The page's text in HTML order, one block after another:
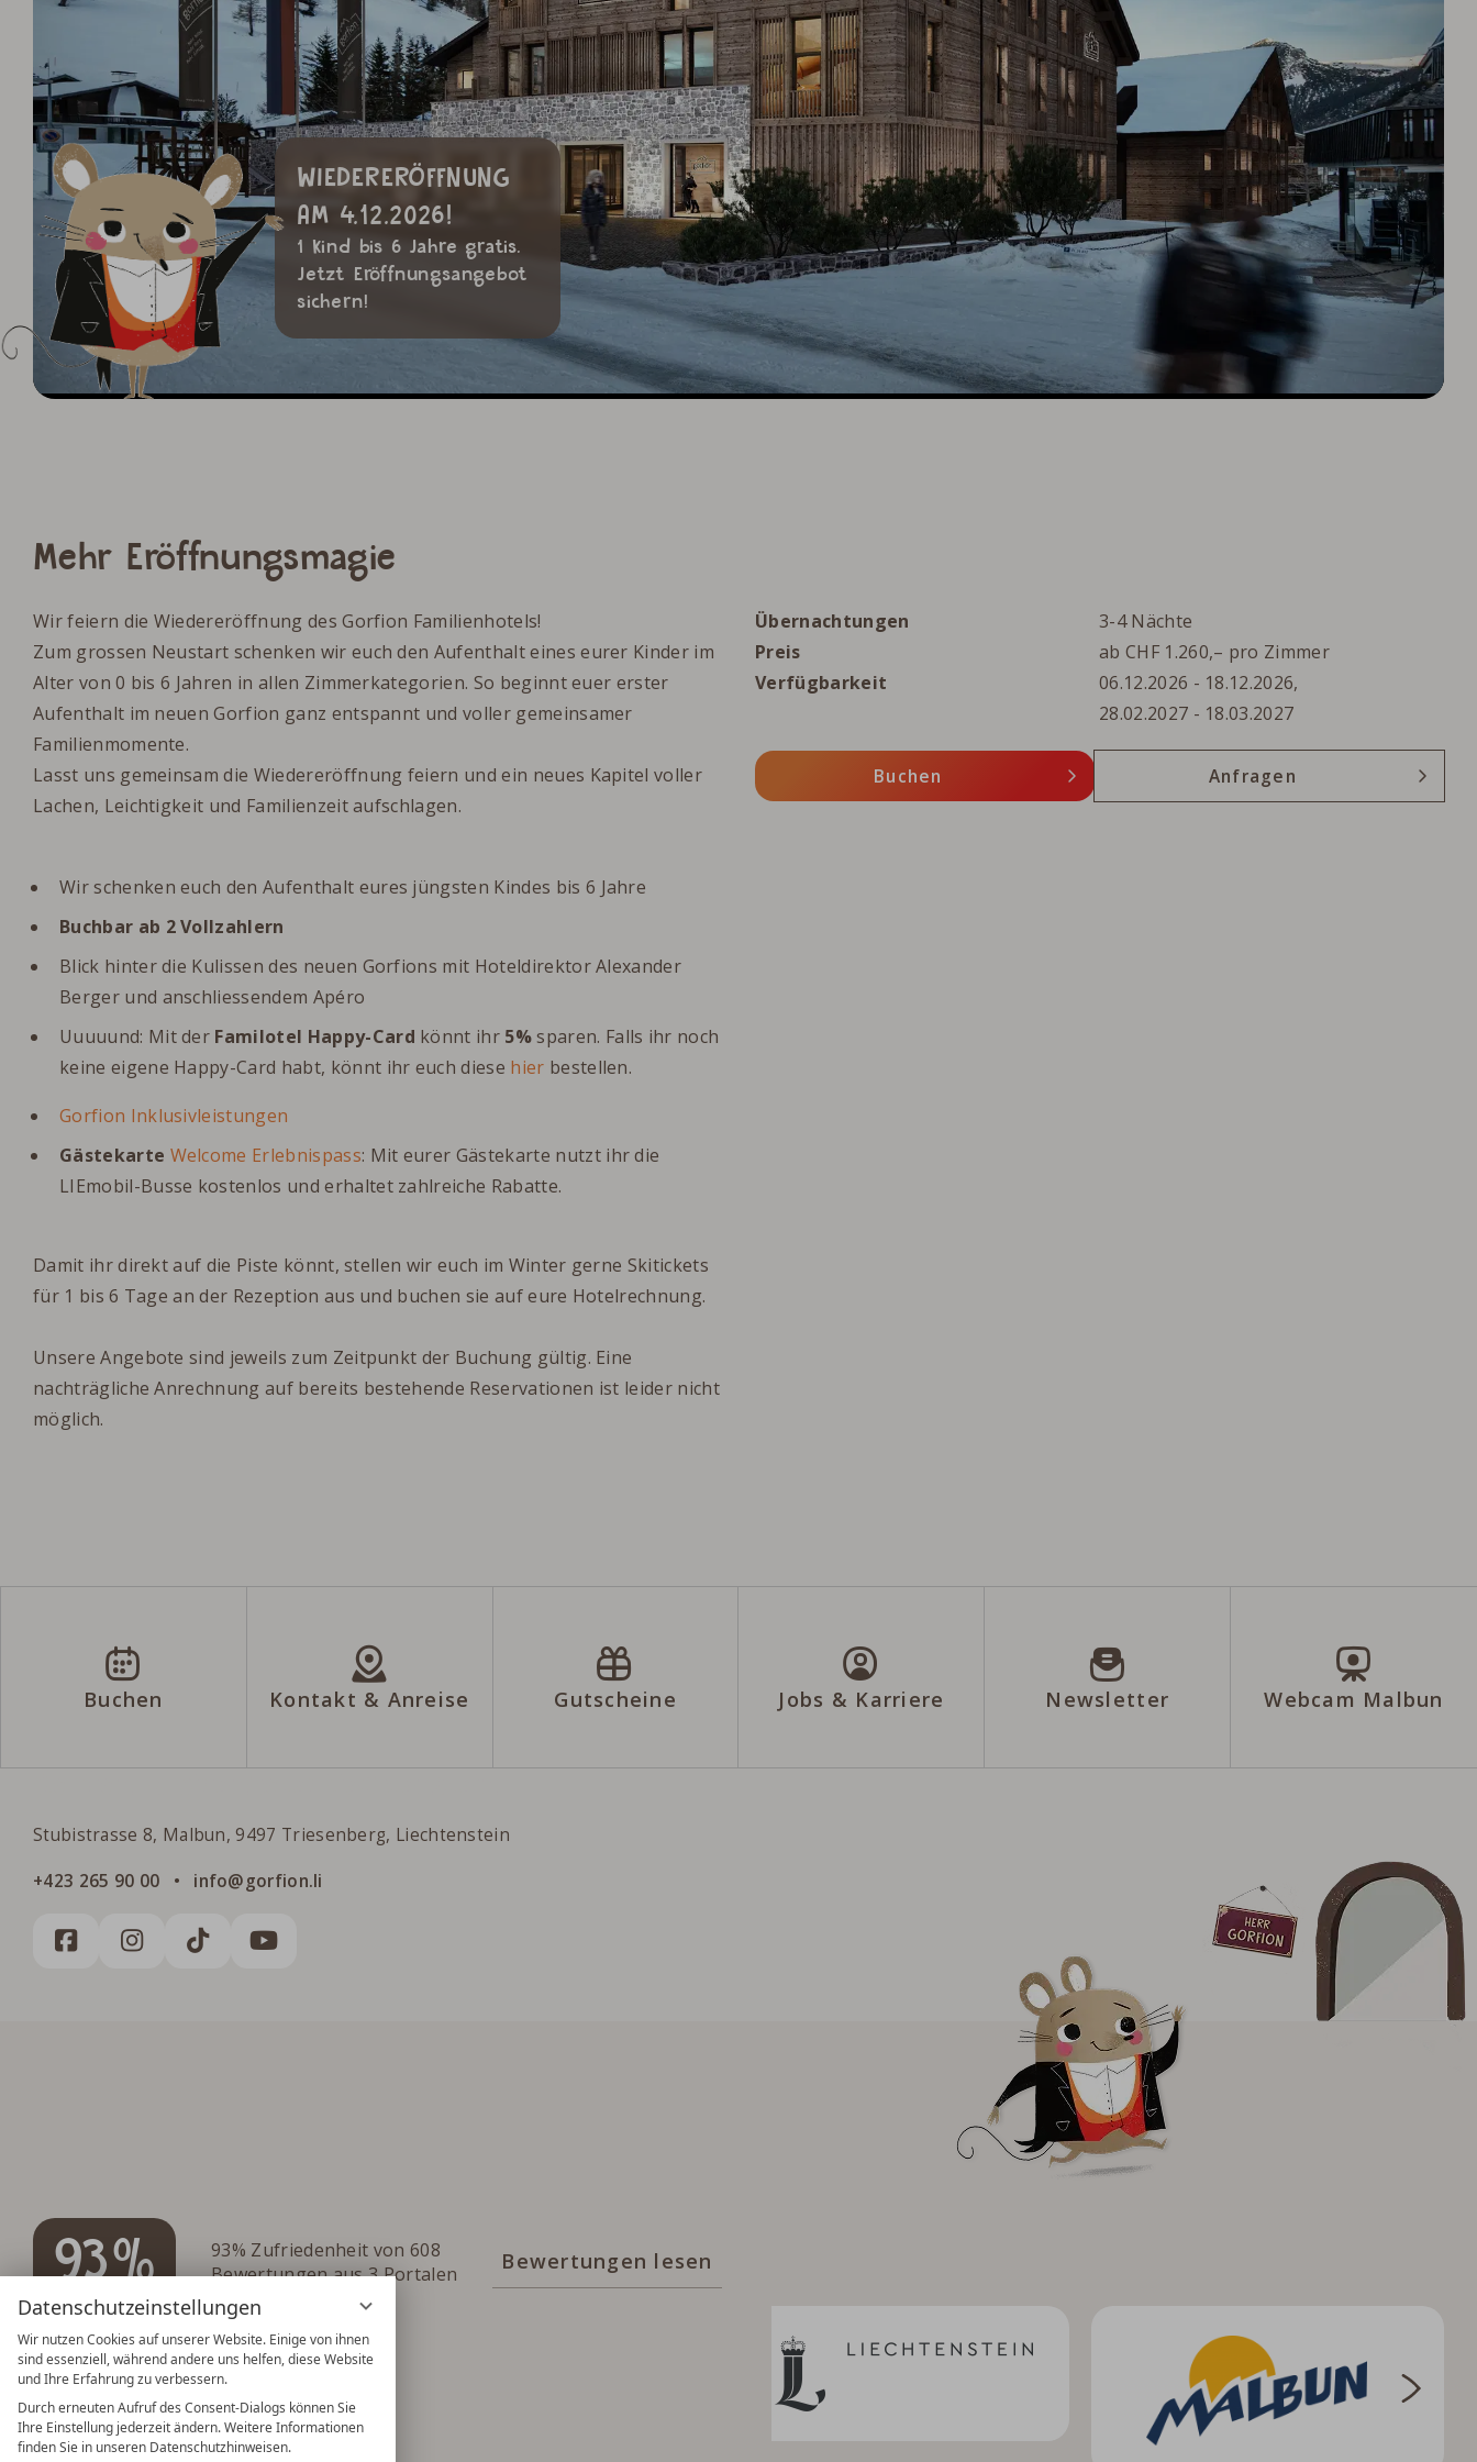
Datenschutzeinstellungen
Wir nutzen Cookies auf unserer Website. Einige von ihnen
sind essenziell, während andere uns helfen, diese Website
und Ihre Erfahrung zu verbessern.
Durch erneuten Aufruf des Consent-Dialogs können Sie
Ihre Einstellung jederzeit ändern. Weitere Informationen
finden Sie in unseren Datenschutzhinweisen.
WIEDERERÖFFNUNG
AM 4.12.2026!
1 Kind bis 6 Jahre gratis.
Jetzt Eröffnungsangebot
sichern!
Mehr Eröffnungsmagie
Wir feiern die Wiedereröffnung des Gorfion Familienhotels!
Zum grossen Neustart schenken wir euch den Aufenthalt eines eurer Kinder im
Alter von 0 bis 6 Jahren in allen Zimmerkategorien. So beginnt euer erster
Aufenthalt im neuen Gorfion ganz entspannt und voller gemeinsamer
Familienmomente.
Lasst uns gemeinsam die Wiedereröffnung feiern und ein neues Kapitel voller
Lachen, Leichtigkeit und Familienzeit aufschlagen.
Wir schenken euch den Aufenthalt eures jüngsten Kindes bis 6 Jahre
Buchbar ab 2 Vollzahlern
Blick hinter die Kulissen des neuen Gorfions mit Hoteldirektor Alexander
Berger und anschliessendem Apéro
Uuuuund: Mit der Familotel Happy-Card könnt ihr 5%sparen. Falls ihr noch
keine eigene Happy-Card habt, könnt ihr euch diese hier bestellen.
Gorfion Inklusivleistungen
Gästekarte Welcome Erlebnispass: Mit eurer Gästekarte nutzt ihr die
LIEmobil-Busse kostenlos und erhaltet zahlreiche Rabatte.
Damit ihr direkt auf die Piste könnt, stellen wir euch im Winter gerne Skitickets
für 1 bis 6 Tage an der Rezeption aus und buchen sie auf eure Hotelrechnung.
Unsere Angebote sind jeweils zum Zeitpunkt der Buchung gültig. Eine
nachträgliche Anrechnung auf bereits bestehende Reservationen ist leider nicht
möglich.
Übernachtungen 3-4Nächte
Preis
ab CHF 1.260,– pro Zimmer
Verfügbarkeit
06.12.2026 - 18.12.2026,
28.02.2027 - 18.03.2027
Buchen Anfragen
Buchen Kontakt & Anreise Gutscheine Jobs & Karriere Newsletter Webcam Malbun
Stubistrasse 8, Malbun, 9497 Triesenberg, Liechtenstein
+423 265 90 00
info@gorfion.li
93%
93% Zufriedenheit von 608
Bewertungen aus 3 Portalen
Bewertungen lesen